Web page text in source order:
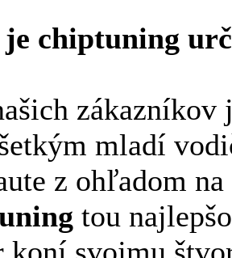
je chiptuning
mladí
z ohľadom
tou